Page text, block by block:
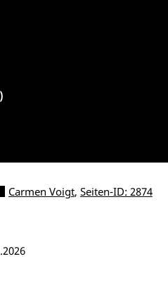
Carmen Voigt, Seiten-ID: 2874